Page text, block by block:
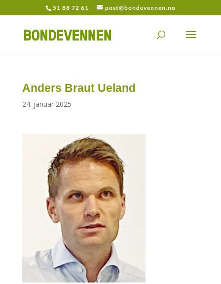
51 88 72 61 post@bondevennen.no
Anders Braut Ueland
24. januar 2025